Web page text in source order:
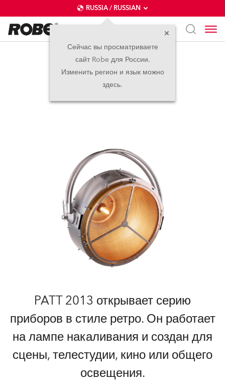
RUSSIA / RUSSIAN
Сейчас вы просматриваете
сайт Robe для России.
Изменить регион и язык можно
здесь.
PATT 2013™
Вольфрам
PATT 2013 открывает серию
приборов в стиле ретро. Он работает
на лампе накаливания и создан для
сцены, телестудии, кино или общего
освещения.